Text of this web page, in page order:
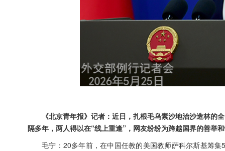
《北京青年报》记者：近日，扎根毛乌素沙地治沙造林
隔多年，两人得以在“线上重逢”，网友纷纷为跨越国界的善举
毛宁：20多年前，在中国任教的美国教师萨科尔斯基筹